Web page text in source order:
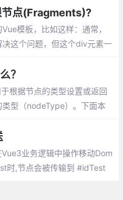
要设置），如下
节点(Fragments)?
模板，比如这样：通常，
这个问题，但这个div元素一
？
根据节点的类型设置或返回
型（nodeType）。下面本
业务逻辑中操作移动Dom
时,节点会被传输到 #idTest